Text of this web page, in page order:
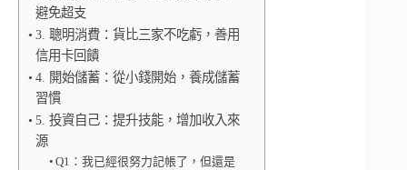
避免超支
3. 聰明消費：貨比三家不吃虧，善用
信用卡回饋
4. 開始儲蓄：從小錢開始，養成儲蓄
習慣
5. 投資自己：提升技能，增加收入來
源
Q1：我已經很努力記帳了，但還是